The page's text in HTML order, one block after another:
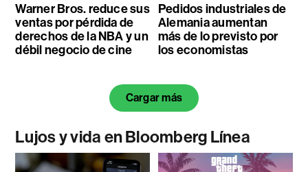
Warner Bros. reduce sus
ventas por pérdida de
derechos de la NBA y un
débil negocio de cine
Pedidos industriales de
Alemania aumentan
más de lo previsto por
los economistas
Cargar más
Lujos y vida en Bloomberg Línea